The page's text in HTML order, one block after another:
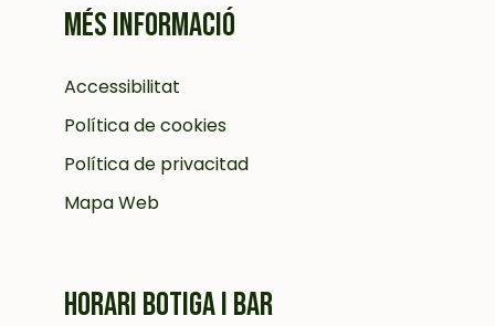
MÉS INFORMACIÓ
Accessibilitat
Política de cookies
Política de privacitad
Mapa Web
HORARI BOTIGA I BAR